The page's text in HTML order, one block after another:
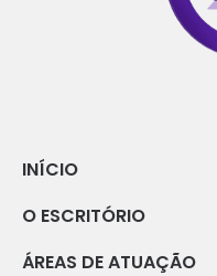
INÍCIO
O ESCRITÓRIO
ÁREAS DE ATUAÇÃO